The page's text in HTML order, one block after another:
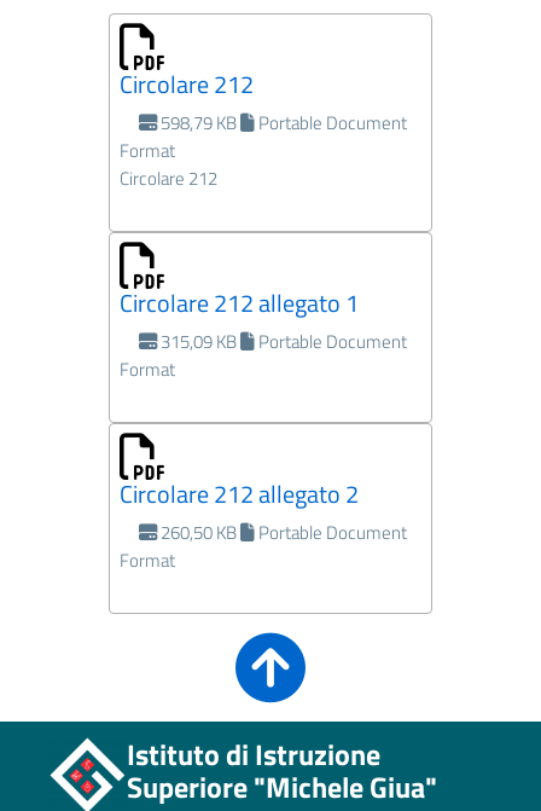
Circolare 212
598,79 KB
Portable Document
Format
Circolare 212
Circolare 212 allegato 1
315,09 KB
Portable Document
Format
Circolare 212 allegato 2
260,50 KB
Portable Document
Format
Istituto di Istruzione
Superiore "Michele Giua"